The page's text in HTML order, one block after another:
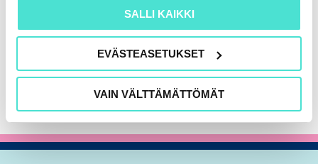
SALLI KAIKKI
EVÄSTEASETUKSET
VAIN VÄLTTÄMÄTTÖMÄT